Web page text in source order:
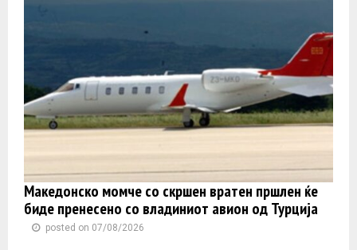
Македонско момче со скршен вратен пршлен ќе
биде пренесено со владиниот авион од Турција
posted on 07/08/2026